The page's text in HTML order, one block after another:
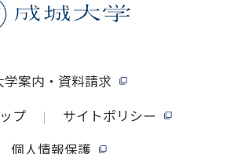
学案内・資料請求
プ
サイトポリシー
個人情報保護